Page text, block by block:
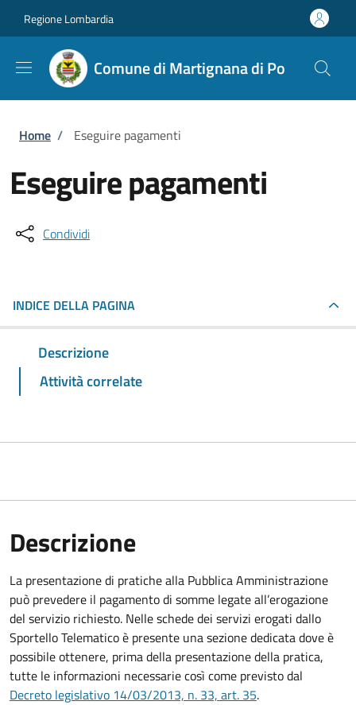
Regione Lombardia
Comune di Martignana di Po
Briciole di pane
Home / Eseguire pagamenti
Eseguire pagamenti
Condividi
INDICE DELLA PAGINA
Descrizione
Attività correlate
Descrizione
La presentazione di pratiche alla Pubblica Amministrazione
può prevedere il pagamento di somme legate all’erogazione
del servizio richiesto. Nelle schede dei servizi erogati dallo
Sportello Telematico è presente una sezione dedicata dove è
possibile ottenere, prima della presentazione della pratica,
tutte le informazioni necessarie così come previsto dal
Decreto legislativo 14/03/2013, n. 33, art. 35.